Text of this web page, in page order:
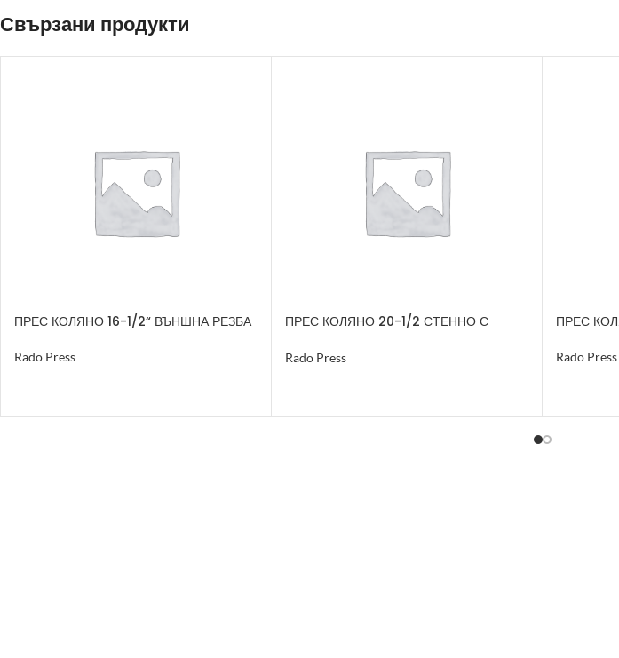
Свързани продукти
ПРЕС КОЛЯНО 16-1/2“ ВЪНШНА РЕЗБА
Rado Press
ПРЕС КОЛЯНО 20-1/2 СТЕННО С
Rado Press
ПРЕС
Rado Press